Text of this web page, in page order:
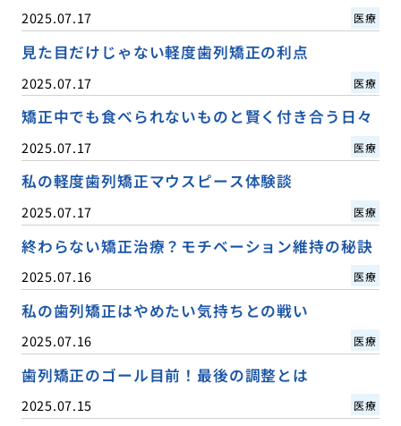
2025.07.17 医療
見た目だけじゃない軽度歯列矯正の利点
2025.07.17 医療
矯正中でも食べられないものと賢く付き合う日々
2025.07.17 医療
私の軽度歯列矯正マウスピース体験談
2025.07.17 医療
終わらない矯正治療？モチベーション維持の秘訣
2025.07.16 医療
私の歯列矯正はやめたい気持ちとの戦い
2025.07.16 医療
歯列矯正のゴール目前！最後の調整とは
2025.07.15 医療